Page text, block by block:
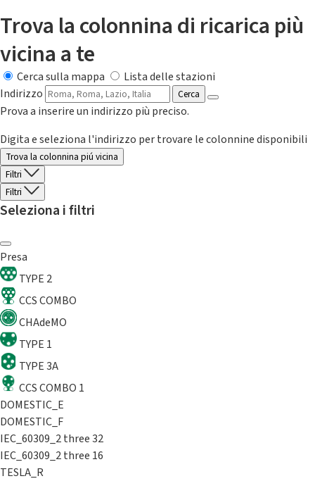
Trova la colonnina di ricarica più
vicina a te
Cerca sulla mappa
Lista delle stazioni
Indirizzo
Cerca
Prova a inserire un indirizzo più preciso.
Digita e seleziona l'indirizzo per trovare le colonnine disponibili
Trova la colonnina piú vicina
Filtri
Filtri
Seleziona i filtri
Presa
TYPE 2
CCS COMBO
CHAdeMO
TYPE 1
TYPE 3A
CCS COMBO 1
DOMESTIC_E
DOMESTIC_F
IEC_60309_2 three 32
IEC_60309_2 three 16
TESLA_R